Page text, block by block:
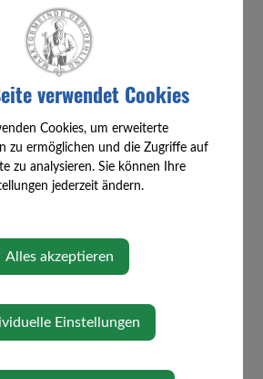
Passfoto, wenn kein
in Pass oder e-card vorhanden
mit der App „ID Austria“
zu vermeiden.
eine behördlich registrierte
ID Austria umsteigen – ohne
Signatur nicht registriert
verwendet Cookies
Cookies, um erweiterte
zu ermöglichen und die Zugriffe auf
zu analysieren. Sie können Ihre
jederzeit ändern.
Alles akzeptieren
Einstellungen